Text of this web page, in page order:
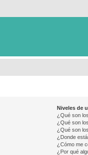
Niveles de
¿Qué son
¿Qué son
¿Qué son
¿Donde
¿Cómo me
¿Por qué